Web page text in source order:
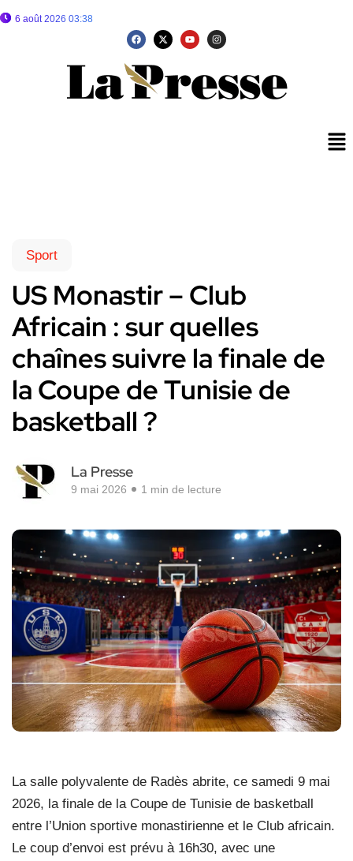
6 août 2026 03:38
Sport
US Monastir – Club
Africain : sur quelles
chaînes suivre la finale de
la Coupe de Tunisie de
basketball ?
La Presse
9 mai 2026 1 min de lecture
La salle polyvalente de Radès abrite, ce samedi 9 mai
2026, la finale de la Coupe de Tunisie de basketball
entre l’Union sportive monastirienne et le Club africain.
Le coup d’envoi est prévu à 16h30, avec une